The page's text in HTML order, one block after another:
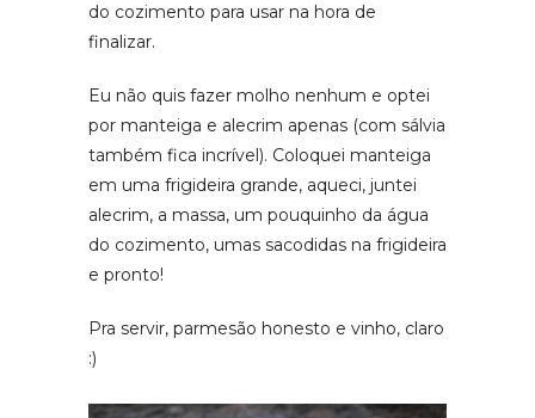
do cozimento para usar na hora de
finalizar.
Eu não quis fazer molho nenhum e optei
por manteiga e alecrim apenas (com sálvia
também fica incrível). Coloquei manteiga
em uma frigideira grande, aqueci, juntei
alecrim, a massa, um pouquinho da água
do cozimento, umas sacodidas na frigideira
e pronto!
Pra servir, parmesão honesto e vinho, claro
:)